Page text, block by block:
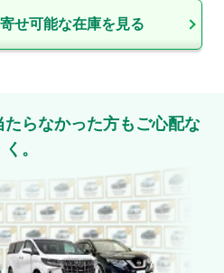
せ可能な在庫を見る
らなかった方もご心配な
く。